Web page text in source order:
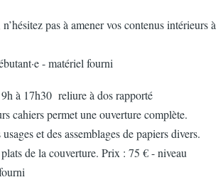
pas à amener vos contenus intérieurs à
- matériel fourni
à 17h30 reliure à dos rapporté
cahiers permet une ouverture complète.
et des assemblages de papiers divers.
de la couverture. Prix : 75 € - niveau